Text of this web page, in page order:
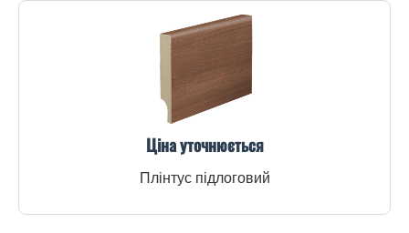
Ціна уточнюється
Плінтус підлоговий